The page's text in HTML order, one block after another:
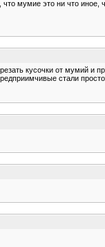
мумие это ни что иное,
кусочки от мумий и
стали